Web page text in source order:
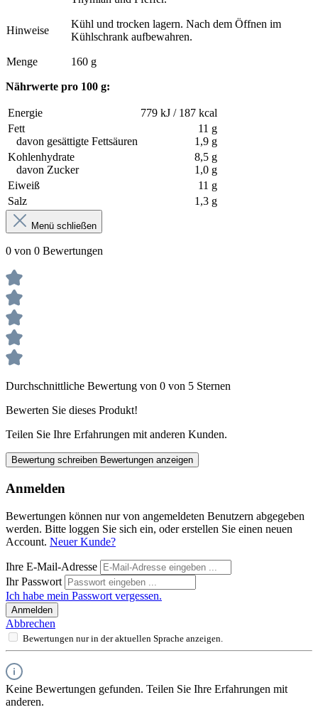
Hinweise
Kühl und trocken lagern. Nach dem Öffnen im
Kühlschrank aufbewahren.
Menge 160 g
Nährwerte pro 100 g:
Energie
779 kJ / 187 kcal
Fett
davon gesättigte Fettsäuren
11 g
1,9 g
Kohlenhydrate
davon Zucker
8,5 g
1,0 g
Eiweiß
11 g
Salz
1,3 g
Menü schließen
0 von 0 Bewertungen
Durchschnittliche Bewertung von 0 von 5 Sternen
Bewerten Sie dieses Produkt!
Teilen Sie Ihre Erfahrungen mit anderen Kunden.
Bewertung schreiben Bewertungen anzeigen
Anmelden
Bewertungen können nur von angemeldeten Benutzern abgegeben
werden. Bitte loggen Sie sich ein, oder erstellen Sie einen neuen
Account. Neuer Kunde?
Ihre E-Mail-Adresse
Ihr Passwort
Ich habe mein Passwort vergessen.
Anmelden
Abbrechen
Bewertungen nur in der aktuellen Sprache anzeigen.
Keine Bewertungen gefunden. Teilen Sie Ihre Erfahrungen mit
anderen.